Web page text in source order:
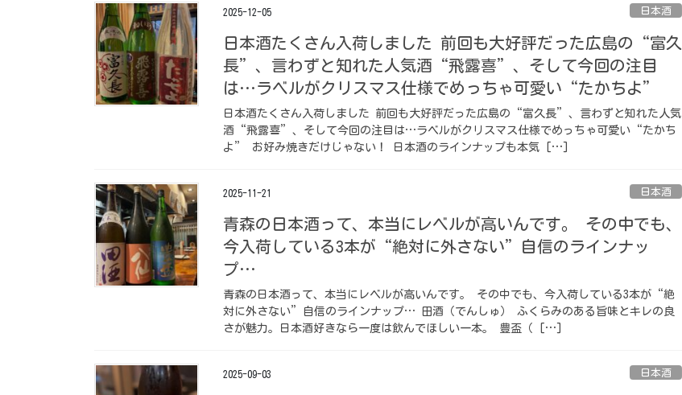
2025-12-05 日本酒
日本酒たくさん入荷しました 前回も大好評だった広島の“富久
長”、言わずと知れた人気酒“飛露喜”、そして今回の注目
は…ラベルがクリスマス仕様でめっちゃ可愛い“たかちよ”
日本酒たくさん入荷しました 前回も大好評だった広島の“富久長”、言わずと知れた人気
酒“飛露喜”、そして今回の注目は…ラベルがクリスマス仕様でめっちゃ可愛い“たかち
よ” お好み焼きだけじゃない！ 日本酒のラインナップも本気 […]
2025-11-21 日本酒
青森の日本酒って、本当にレベルが高いんです。 その中でも、
今入荷している3本が“絶対に外さない”自信のラインナッ
プ…
青森の日本酒って、本当にレベルが高いんです。 その中でも、今入荷している3本が“絶
対に外さない”自信のラインナップ… 田酒（でんしゅ） ふくらみのある旨味とキレの良
さが魅力。日本酒好きなら一度は飲んでほしい一本。 豊盃（ […]
2025-09-03 日本酒